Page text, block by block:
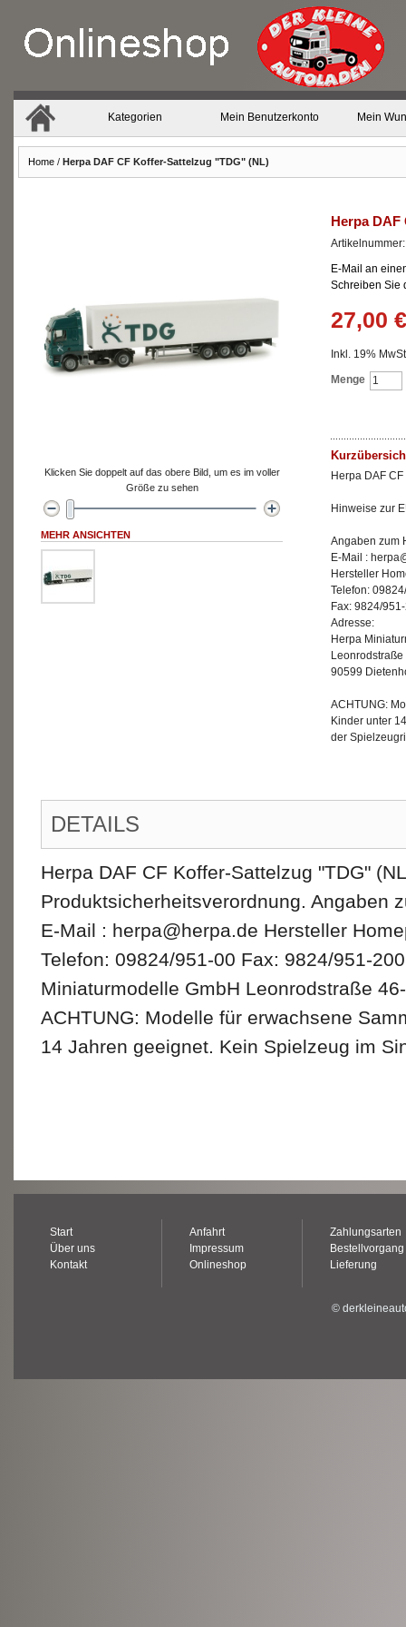
Kategorien Mein Benutzerkonto Mein
Home / Herpa DAF CF Koffer-Sattelzug "TDG" (NL)
Herpa
E-Mail an
Schreiben Sie
27,00 €
Inkl. 19%
Menge
Herpa DAF
Hinweise zur
Angaben zum
E-Mail :
Hersteller
Telefon:
Fax: 9824/
Adresse:
Herpa
90599
ACHTUNG:
Kinder unter
der
Klicken Sie doppelt auf das obere Bild, um es im voller
Größe zu sehen
MEHR ANSICHTEN
DETAILS
Herpa DAF CF Koffer-Sattelzug "TDG"
Produktsicherheitsverordnung. Angaben
E-Mail : herpa@herpa.de Hersteller
Telefon: 09824/951-00 Fax: 9824/951-
Miniaturmodelle GmbH Leonrodstraße
ACHTUNG: Modelle für erwachsene
14 Jahren geeignet. Kein Spielzeug im
Start
Über uns
Kontakt
Anfahrt
Impressum
Onlineshop
Zahlungsarten
Bestellvorgang
Lieferung
©